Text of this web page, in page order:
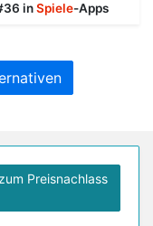
inSpiele-Apps
Preisnachlass